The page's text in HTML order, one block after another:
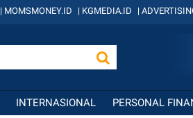
| MOMSMONEY.ID | KGMEDIA.ID |
INTERNASIONAL PERSONAL